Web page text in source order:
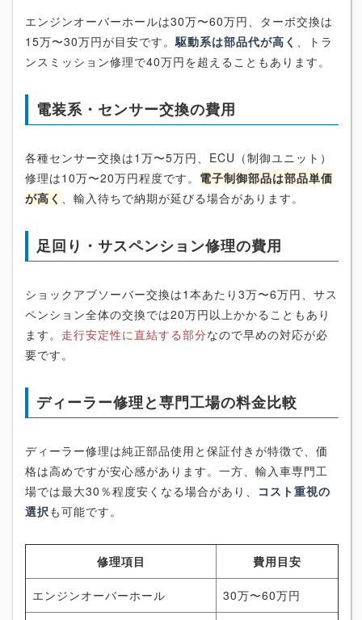
エンジンオーバーホールは30万〜60万円、ターボ交換は
15万〜30万円が目安です。駆動系は部品代が高く 、トラ
ンスミッション修理で40万円を超えることもあります。
電装系・センサー交換の費用
各種センサー交換は1万〜5万円、ECU（制御ユニット）
修理は10万〜20万円程度です。 電子制御部品は部品単価
が高く 、輸入待ちで納期が延びる場合があります。
足回り・サスペンション修理の費用
ショックアブソーバー交換は1本あたり3万〜6万円、サス
ペンション全体の交換では20万円以上かかることもあり
ます。 走行安定性に直結する部分なので早めの対応が必
要です。
ディーラー修理と専門工場の料金比較
ディーラー修理は純正部品使用と保証付きが特徴で、価
格は高めですが安心感があります。一方、輸入車専門工
場では最大30％程度安くなる場合があり、 コスト重視の
選択も可能です。
修理項目 費用目安
エンジンオーバーホール 30万〜60万円